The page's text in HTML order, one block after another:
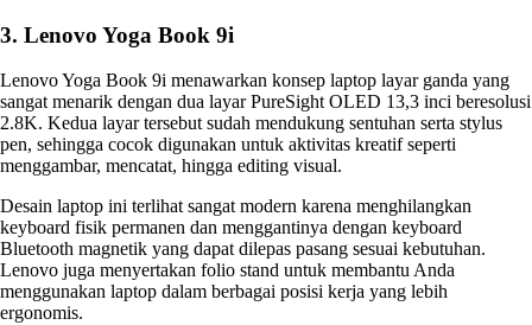
3. Lenovo Yoga Book 9i
Lenovo Yoga Book 9i menawarkan konsep laptop layar ganda yang
sangat menarik dengan dua layar PureSight OLED 13,3 inci beresolusi
2.8K. Kedua layar tersebut sudah mendukung sentuhan serta stylus
pen, sehingga cocok digunakan untuk aktivitas kreatif seperti
menggambar, mencatat, hingga editing visual.
Desain laptop ini terlihat sangat modern karena menghilangkan
keyboard fisik permanen dan menggantinya dengan keyboard
Bluetooth magnetik yang dapat dilepas pasang sesuai kebutuhan.
Lenovo juga menyertakan folio stand untuk membantu Anda
menggunakan laptop dalam berbagai posisi kerja yang lebih
ergonomis.